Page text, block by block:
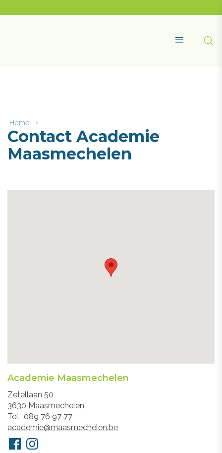
content
Home
Academie
Maasmechelen
Contact Academie
Maasmechelen
Academie Maasmechelen
Adres
Zetellaan 50
3630 Maasmechelen
Tel.
089 76 97 77
E-
mail
academie@maasmechelen.be
Volg
ons
FacebookInstagram